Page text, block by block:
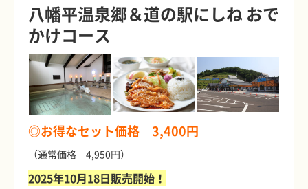
八幡平温泉郷＆道の駅にしね おで
かけコース
◎お得なセット価格 3,400円
（通常価格 4,950円）
2025年10月18日販売開始！